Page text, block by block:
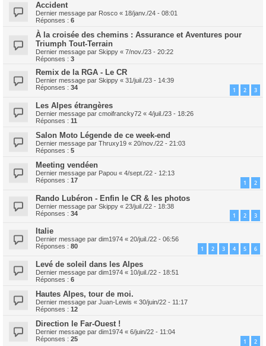
Accident
Dernier message par Rosco « 18/janv./24 - 08:01
Réponses : 6
À la croisée des chemins : Assurance et Aventures pour
Triumph Tout-Terrain
Dernier message par Skippy « 7/nov./23 - 20:22
Réponses : 3
Remix de la RGA - Le CR
Dernier message par Skippy « 31/juil./23 - 14:39
Réponses : 34 1 2 3
Les Alpes étrangères
Dernier message par cmoifrancky72 « 4/juil./23 - 18:26
Réponses : 11
Salon Moto Légende de ce week-end
Dernier message par Thruxy19 « 20/nov./22 - 21:03
Réponses : 5
Meeting vendéen
Dernier message par Papou « 4/sept./22 - 12:13
Réponses : 17 1 2
Rando Lubéron - Enfin le CR & les photos
Dernier message par Skippy « 23/juil./22 - 18:38
Réponses : 34 1 2 3
Italie
Dernier message par dim1974 « 20/juil./22 - 06:56
Réponses : 80 1 2 3 4 5 6
Levé de soleil dans les Alpes
Dernier message par dim1974 « 10/juil./22 - 18:51
Réponses : 6
Hautes Alpes, tour de moi.
Dernier message par Juan-Lewis « 30/juin/22 - 11:17
Réponses : 12
Direction le Far-Ouest !
Dernier message par dim1974 « 6/juin/22 - 11:04
Réponses : 25 1 2